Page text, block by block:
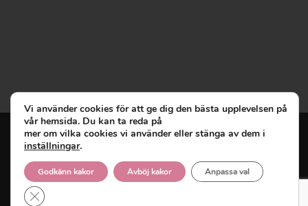
innehar upphovsrätten till denna site och
reserverar sig alla rättigheter därtill.
Vi använder cookies för att ge dig den bästa upplevelsen på
vår hemsida. Du kan ta reda på
mer om vilka cookies vi använder eller stänga av dem i
inställningar.
Godkänn kakor Avböj kakor Anpassa val
Close GDPR Cookie Banner